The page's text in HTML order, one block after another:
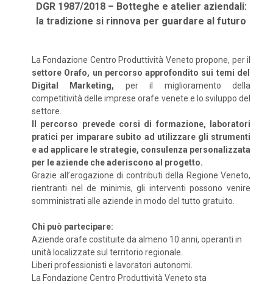
DGR 1987/2018 – Botteghe e atelier aziendali:
la tradizione si rinnova per guardare al futuro
La Fondazione Centro Produttività Veneto propone, per il
settore Orafo, un percorso approfondito sui temi del
Digital Marketing, per il miglioramento della
competitività delle imprese orafe venete e lo sviluppo del
settore.
Il percorso prevede corsi di formazione, laboratori
pratici per imparare subito ad utilizzare gli strumenti
e ad applicare le strategie, consulenza personalizzata
per le aziende che aderiscono al progetto.
Grazie all’erogazione di contributi della Regione Veneto,
rientranti nel de minimis, gli interventi possono venire
somministrati alle aziende in modo del tutto gratuito.
Chi può partecipare:
Aziende orafe costituite da almeno 10 anni, operanti in
unità localizzate sul territorio regionale.
Liberi professionisti e lavoratori autonomi.
La Fondazione Centro Produttività Veneto sta